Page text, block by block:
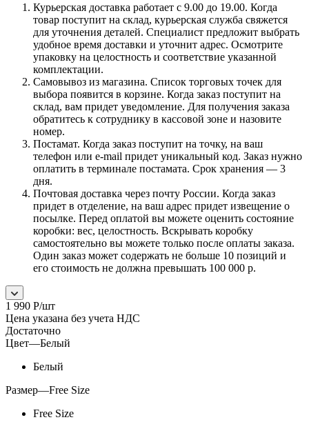
Курьерская доставка работает с 9.00 до 19.00. Когда
товар поступит на склад, курьерская служба свяжется
для уточнения деталей. Специалист предложит выбрать
удобное время доставки и уточнит адрес. Осмотрите
упаковку на целостность и соответствие указанной
комплектации.
Самовывоз из магазина. Список торговых точек для
выбора появится в корзине. Когда заказ поступит на
склад, вам придет уведомление. Для получения заказа
обратитесь к сотруднику в кассовой зоне и назовите
номер.
Постамат. Когда заказ поступит на точку, на ваш
телефон или e-mail придет уникальный код. Заказ нужно
оплатить в терминале постамата. Срок хранения — 3
дня.
Почтовая доставка через почту России. Когда заказ
придет в отделение, на ваш адрес придет извещение о
посылке. Перед оплатой вы можете оценить состояние
коробки: вес, целостность. Вскрывать коробку
самостоятельно вы можете только после оплаты заказа.
Один заказ может содержать не больше 10 позиций и
его стоимость не должна превышать 100 000 р.
1 990 Р/шт
Цена указана без учета НДС
Достаточно
Цвет—Белый
Белый
Размер—Free Size
Free Size